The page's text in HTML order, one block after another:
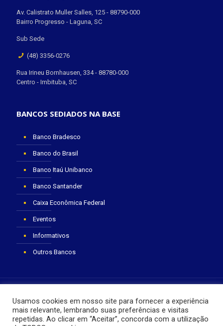
Av. Calistrato Muller Salles, 125 - 88790-000
Bairro Progresso - Laguna, SC
Sub Sede
(48) 3356-0276
Rua Irineu Bornhausen, 334 - 88780-000
Centro - Imbituba, SC
BANCOS SEDIADOS NA BASE
Banco Bradesco
Banco do Brasil
Banco Itaú Unibanco
Banco Santander
Caixa Econômica Federal
Eventos
Informativos
Outros Bancos
© 2025 SEEB Laguna. Todos os Direitos Reservados.
Usamos cookies em nosso site para fornecer a experiência
mais relevante, lembrando suas preferências e visitas
repetidas. Ao clicar em “Aceitar”, concorda com a utilização